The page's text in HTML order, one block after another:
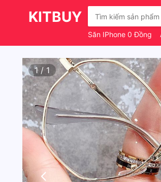
KITBUY
Săn IPhone 0 Đồng
1 / 1